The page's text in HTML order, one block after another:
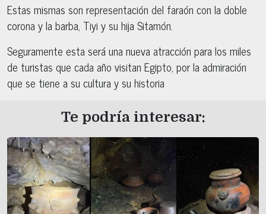
Estas mismas son representación del faraón con la doble
corona y la barba, Tiyi y su hija Sitamón.
Seguramente esta será una nueva atracción para los miles
de turistas que cada año visitan Egipto, por la admiración
que se tiene a su cultura y su historia
Te podría interesar: